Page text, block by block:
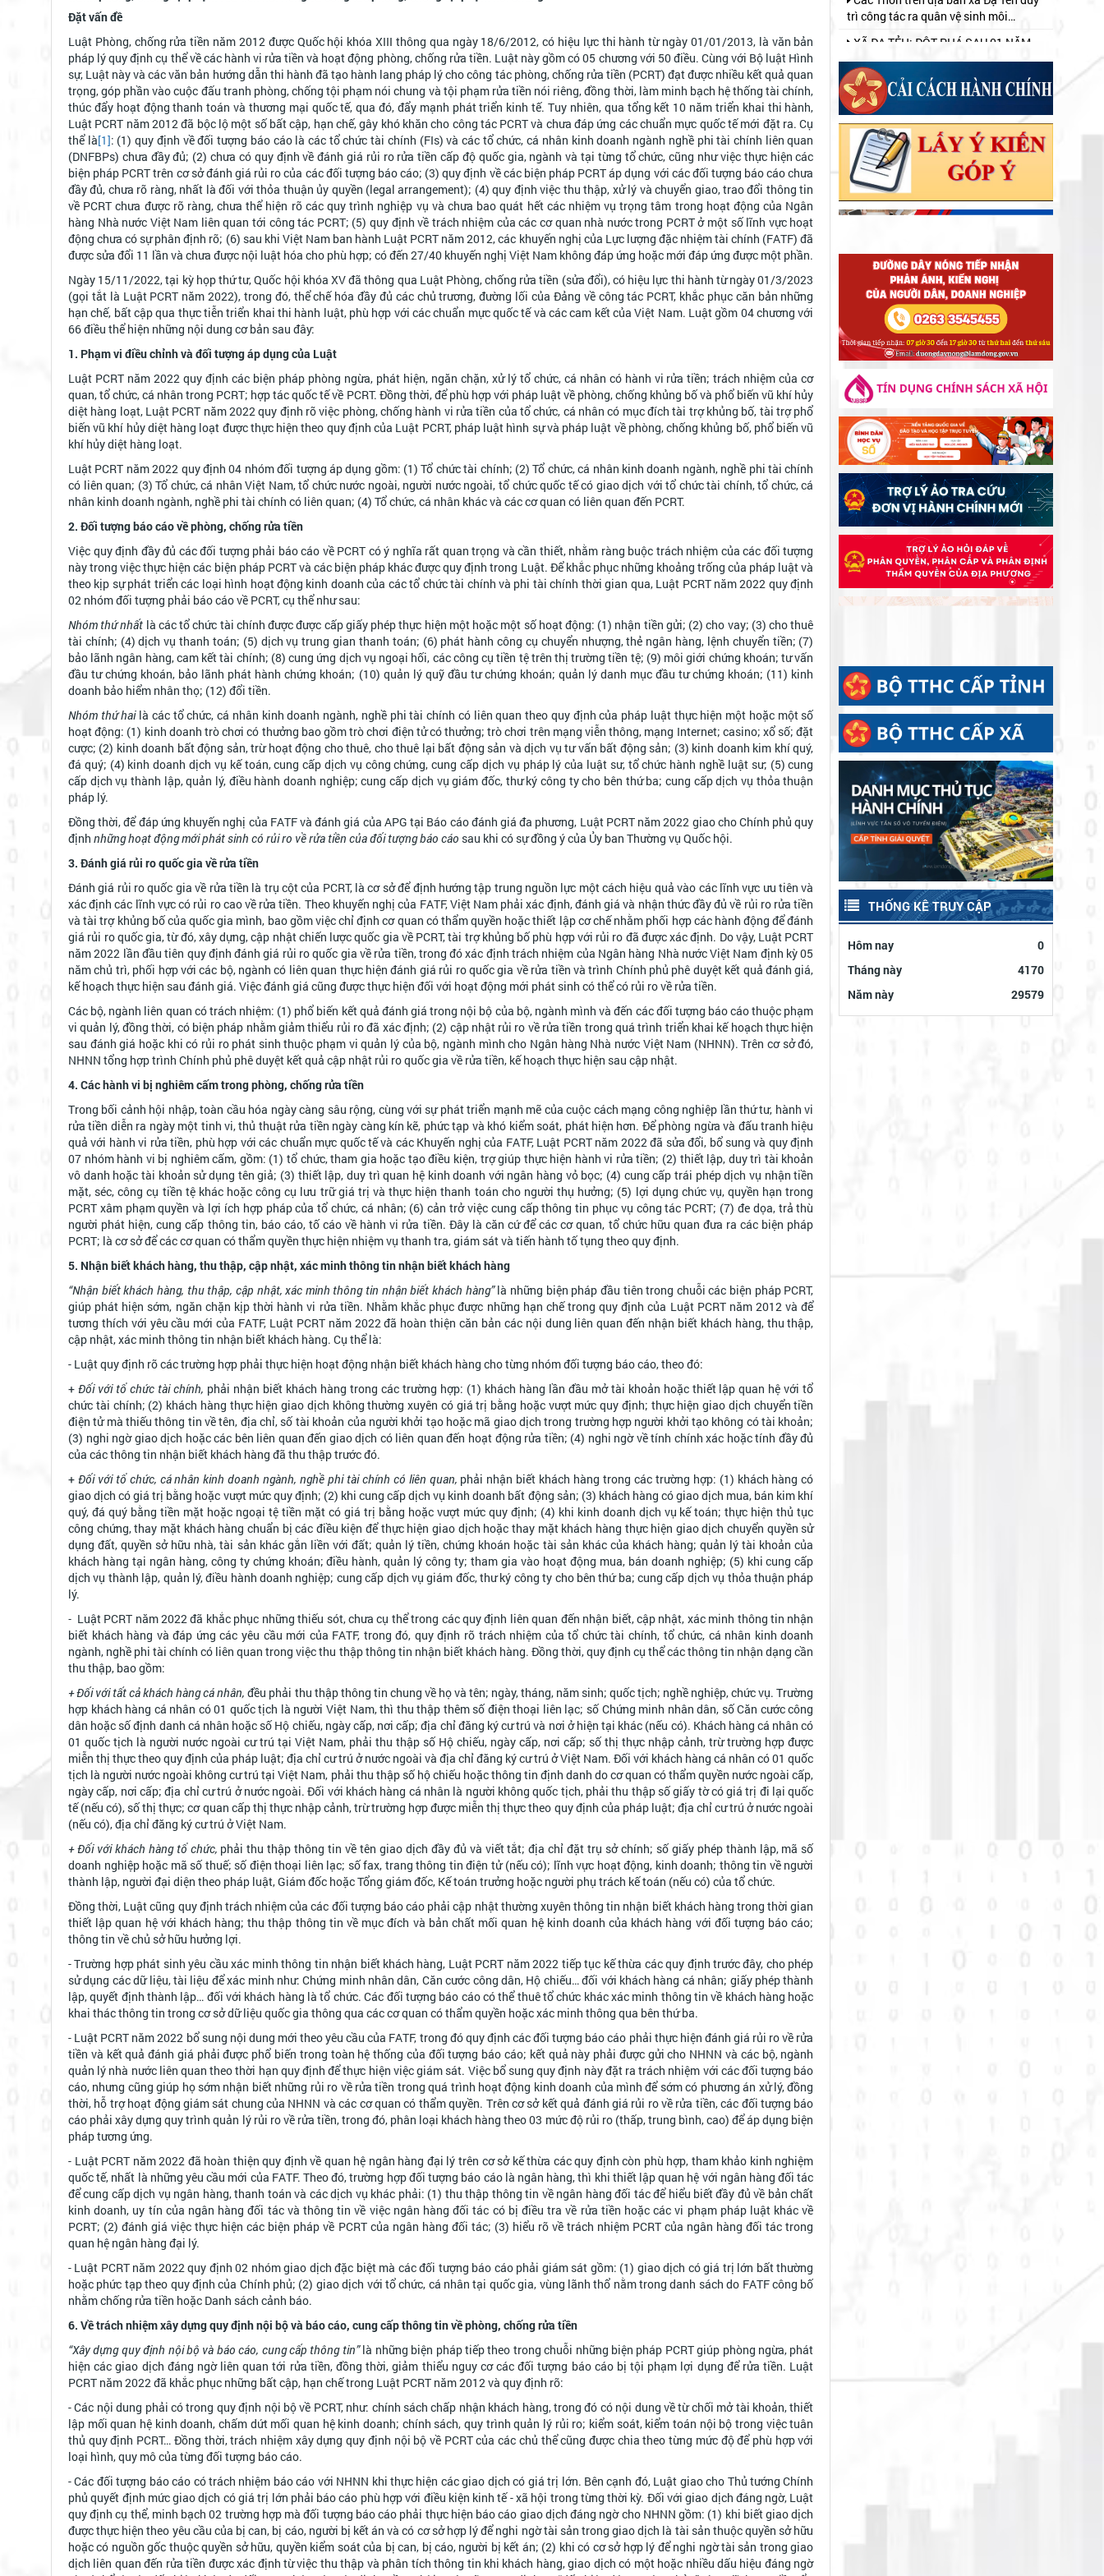
Đặt vấn đề
Luật Phòng, chống rửa tiền năm 2012 được Quốc hội khóa XIII thông qua ngày 18/6/2012, có hiệu lực thi hành từ ngày 01/01/2013, là văn bản
pháp lý quy định cụ thể về các hành vi rửa tiền và hoạt động phòng, chống rửa tiền. Luật này gồm có 05 chương với 50 điều. Cùng với Bộ luật Hình
sự, Luật này và các văn bản hướng dẫn thi hành đã tạo hành lang pháp lý cho công tác phòng, chống rửa tiền (PCRT) đạt được nhiều kết quả quan
trọng, góp phần vào cuộc đấu tranh phòng, chống tội phạm nói chung và tội phạm rửa tiền nói riêng, đồng thời, làm minh bạch hệ thống tài chính,
thúc đẩy hoạt động thanh toán và thương mại quốc tế, qua đó, đẩy mạnh phát triển kinh tế. Tuy nhiên, qua tổng kết 10 năm triển khai thi hành,
Luật PCRT năm 2012 đã bộc lộ một số bất cập, hạn chế, gây khó khăn cho công tác PCRT và chưa đáp ứng các chuẩn mực quốc tế mới đặt ra. Cụ
thể là[1]: (1) quy định về đối tượng báo cáo là các tổ chức tài chính (FIs) và các tổ chức, cá nhân kinh doanh ngành nghề phi tài chính liên quan
(DNFBPs) chưa đầy đủ; (2) chưa có quy định về đánh giá rủi ro rửa tiền cấp độ quốc gia, ngành và tại từng tổ chức, cũng như việc thực hiện các
biện pháp PCRT trên cơ sở đánh giá rủi ro của các đối tượng báo cáo; (3) quy định về các biện pháp PCRT áp dụng với các đối tượng báo cáo chưa
đầy đủ, chưa rõ ràng, nhất là đối với thỏa thuận ủy quyền (legal arrangement); (4) quy định việc thu thập, xử lý và chuyển giao, trao đổi thông tin
về PCRT chưa được rõ ràng, chưa thể hiện rõ các quy trình nghiệp vụ và chưa bao quát hết các nhiệm vụ trọng tâm trong hoạt động của Ngân
hàng Nhà nước Việt Nam liên quan tới công tác PCRT; (5) quy định về trách nhiệm của các cơ quan nhà nước trong PCRT ở một số lĩnh vực hoạt
động chưa có sự phân định rõ; (6) sau khi Việt Nam ban hành Luật PCRT năm 2012, các khuyến nghị của Lực lượng đặc nhiệm tài chính (FATF) đã
được sửa đổi 11 lần và chưa được nội luật hóa cho phù hợp; có đến 27/40 khuyến nghị Việt Nam không đáp ứng hoặc mới đáp ứng được một phần.
Ngày 15/11/2022, tại kỳ họp thứ tư, Quốc hội khóa XV đã thông qua Luật Phòng, chống rửa tiền (sửa đổi), có hiệu lực thi hành từ ngày 01/3/2023
(gọi tắt là Luật PCRT năm 2022), trong đó, thể chế hóa đầy đủ các chủ trương, đường lối của Đảng về công tác PCRT, khắc phục căn bản những
hạn chế, bất cập qua thực tiễn triển khai thi hành luật, phù hợp với các chuẩn mực quốc tế và các cam kết của Việt Nam. Luật gồm 04 chương với
66 điều thể hiện những nội dung cơ bản sau đây:
1. Phạm vi điều chỉnh và đối tượng áp dụng của Luật
Luật PCRT năm 2022 quy định các biện pháp phòng ngừa, phát hiện, ngăn chặn, xử lý tổ chức, cá nhân có hành vi rửa tiền; trách nhiệm của cơ
quan, tổ chức, cá nhân trong PCRT; hợp tác quốc tế về PCRT. Đồng thời, để phù hợp với pháp luật về phòng, chống khủng bố và phổ biến vũ khí hủy
diệt hàng loạt, Luật PCRT năm 2022 quy định rõ việc phòng, chống hành vi rửa tiền của tổ chức, cá nhân có mục đích tài trợ khủng bố, tài trợ phổ
biến vũ khí hủy diệt hàng loạt được thực hiện theo quy định của Luật PCRT, pháp luật hình sự và pháp luật về phòng, chống khủng bố, phổ biến vũ
khí hủy diệt hàng loạt.
Luật PCRT năm 2022 quy định 04 nhóm đối tượng áp dụng gồm: (1) Tổ chức tài chính; (2) Tổ chức, cá nhân kinh doanh ngành, nghề phi tài chính
có liên quan; (3) Tổ chức, cá nhân Việt Nam, tổ chức nước ngoài, người nước ngoài, tổ chức quốc tế có giao dịch với tổ chức tài chính, tổ chức, cá
nhân kinh doanh ngành, nghề phi tài chính có liên quan; (4) Tổ chức, cá nhân khác và các cơ quan có liên quan đến PCRT.
2. Đối tượng báo cáo về phòng, chống rửa tiền
Việc quy định đầy đủ các đối tượng phải báo cáo về PCRT có ý nghĩa rất quan trọng và cần thiết, nhằm ràng buộc trách nhiệm của các đối tượng
này trong việc thực hiện các biện pháp PCRT và các biện pháp khác được quy định trong Luật. Để khắc phục những khoảng trống của pháp luật và
theo kịp sự phát triển các loại hình hoạt động kinh doanh của các tổ chức tài chính và phi tài chính thời gian qua, Luật PCRT năm 2022 quy định
02 nhóm đối tượng phải báo cáo về PCRT, cụ thể như sau:
Nhóm thứ nhất là các tổ chức tài chính được được cấp giấy phép thực hiện một hoặc một số hoạt động: (1) nhận tiền gửi; (2) cho vay; (3) cho thuê
tài chính; (4) dịch vụ thanh toán; (5) dịch vụ trung gian thanh toán; (6) phát hành công cụ chuyển nhượng, thẻ ngân hàng, lệnh chuyển tiền; (7)
bảo lãnh ngân hàng, cam kết tài chính; (8) cung ứng dịch vụ ngoại hối, các công cụ tiền tệ trên thị trường tiền tệ; (9) môi giới chứng khoán; tư vấn
đầu tư chứng khoán, bảo lãnh phát hành chứng khoán; (10) quản lý quỹ đầu tư chứng khoán; quản lý danh mục đầu tư chứng khoán; (11) kinh
doanh bảo hiểm nhân thọ; (12) đổi tiền.
Nhóm thứ hailà các tổ chức, cá nhân kinh doanh ngành, nghề phi tài chính có liên quan theo quy định của pháp luật thực hiện một hoặc một số
hoạt động: (1) kinh doanh trò chơi có thưởng bao gồm trò chơi điện tử có thưởng; trò chơi trên mạng viễn thông, mạng Internet; casino; xổ số; đặt
cược; (2) kinh doanh bất động sản, trừ hoạt động cho thuê, cho thuê lại bất động sản và dịch vụ tư vấn bất động sản; (3) kinh doanh kim khí quý,
đá quý; (4) kinh doanh dịch vụ kế toán, cung cấp dịch vụ công chứng, cung cấp dịch vụ pháp lý của luật sư, tổ chức hành nghề luật sư; (5) cung
cấp dịch vụ thành lập, quản lý, điều hành doanh nghiệp; cung cấp dịch vụ giám đốc, thư ký công ty cho bên thứ ba; cung cấp dịch vụ thỏa thuận
pháp lý.
Đồng thời, để đáp ứng khuyến nghị của FATF và đánh giá của APG tại Báo cáo đánh giá đa phương, Luật PCRT năm 2022 giao cho Chính phủ quy
định những hoạt động mới phát sinh có rủi ro về rửa tiền của đối tượng báo cáo sau khi có sự đồng ý của Ủy ban Thường vụ Quốc hội.
3. Đánh giá rủi ro quốc gia về rửa tiền
Đánh giá rủi ro quốc gia về rửa tiền là trụ cột của PCRT, là cơ sở để định hướng tập trung nguồn lực một cách hiệu quả vào các lĩnh vực ưu tiên và
xác định các lĩnh vực có rủi ro cao về rửa tiền. Theo khuyến nghị của FATF, Việt Nam phải xác định, đánh giá và nhận thức đầy đủ về rủi ro rửa tiền
và tài trợ khủng bố của quốc gia mình, bao gồm việc chỉ định cơ quan có thẩm quyền hoặc thiết lập cơ chế nhằm phối hợp các hành động để đánh
giá rủi ro quốc gia, từ đó, xây dựng, cập nhật chiến lược quốc gia về PCRT, tài trợ khủng bố phù hợp với rủi ro đã được xác định. Do vậy, Luật PCRT
năm 2022 lần đầu tiên quy định đánh giá rủi ro quốc gia về rửa tiền, trong đó xác định trách nhiệm của Ngân hàng Nhà nước Việt Nam định kỳ 05
năm chủ trì, phối hợp với các bộ, ngành có liên quan thực hiện đánh giá rủi ro quốc gia về rửa tiền và trình Chính phủ phê duyệt kết quả đánh giá,
kế hoạch thực hiện sau đánh giá. Việc đánh giá cũng được thực hiện đối với hoạt động mới phát sinh có thể có rủi ro về rửa tiền.
Các bộ, ngành liên quan có trách nhiệm: (1) phổ biến kết quả đánh giá trong nội bộ của bộ, ngành mình và đến các đối tượng báo cáo thuộc phạm
vi quản lý, đồng thời, có biện pháp nhằm giảm thiểu rủi ro đã xác định; (2) cập nhật rủi ro về rửa tiền trong quá trình triển khai kế hoạch thực hiện
sau đánh giá hoặc khi có rủi ro phát sinh thuộc phạm vi quản lý của bộ, ngành mình cho Ngân hàng Nhà nước Việt Nam (NHNN). Trên cơ sở đó,
NHNN tổng hợp trình Chính phủ phê duyệt kết quả cập nhật rủi ro quốc gia về rửa tiền, kế hoạch thực hiện sau cập nhật.
4. Các hành vi bị nghiêm cấm trong phòng, chống rửa tiền
Trong bối cảnh hội nhập, toàn cầu hóa ngày càng sâu rộng, cùng với sự phát triển mạnh mẽ của cuộc cách mạng công nghiệp lần thứ tư, hành vi
rửa tiền diễn ra ngày một tinh vi, thủ thuật rửa tiền ngày càng kín kẽ, phức tạp và khó kiểm soát, phát hiện hơn. Để phòng ngừa và đấu tranh hiệu
quả với hành vi rửa tiền, phù hợp với các chuẩn mực quốc tế và các Khuyến nghị của FATF, Luật PCRT năm 2022 đã sửa đổi, bổ sung và quy định
07 nhóm hành vi bị nghiêm cấm, gồm: (1) tổ chức, tham gia hoặc tạo điều kiện, trợ giúp thực hiện hành vi rửa tiền; (2) thiết lập, duy trì tài khoản
vô danh hoặc tài khoản sử dụng tên giả; (3) thiết lập, duy trì quan hệ kinh doanh với ngân hàng vỏ bọc; (4) cung cấp trái phép dịch vụ nhận tiền
mặt, séc, công cụ tiền tệ khác hoặc công cụ lưu trữ giá trị và thực hiện thanh toán cho người thụ hưởng; (5) lợi dụng chức vụ, quyền hạn trong
PCRT xâm phạm quyền và lợi ích hợp pháp của tổ chức, cá nhân; (6) cản trở việc cung cấp thông tin phục vụ công tác PCRT; (7) đe dọa, trả thù
người phát hiện, cung cấp thông tin, báo cáo, tố cáo về hành vi rửa tiền. Đây là căn cứ để các cơ quan, tổ chức hữu quan đưa ra các biện pháp
PCRT; là cơ sở để các cơ quan có thẩm quyền thực hiện nhiệm vụ thanh tra, giám sát và tiến hành tố tụng theo quy định.
5. Nhận biết khách hàng, thu thập, cập nhật, xác minh thông tin nhận biết khách hàng
“Nhận biết khách hàng, thu thập, cập nhật, xác minh thông tin nhận biết khách hàng”là những biện pháp đầu tiên trong chuỗi các biện pháp PCRT,
giúp phát hiện sớm, ngăn chặn kịp thời hành vi rửa tiền. Nhằm khắc phục được những hạn chế trong quy định của Luật PCRT năm 2012 và để
tương thích với yêu cầu mới của FATF, Luật PCRT năm 2022 đã hoàn thiện căn bản các nội dung liên quan đến nhận biết khách hàng, thu thập,
cập nhật, xác minh thông tin nhận biết khách hàng. Cụ thể là:
- Luật quy định rõ các trường hợp phải thực hiện hoạt động nhận biết khách hàng cho từng nhóm đối tượng báo cáo, theo đó:
+ Đối với tổ chức tài chính, phải nhận biết khách hàng trong các trường hợp: (1) khách hàng lần đầu mở tài khoản hoặc thiết lập quan hệ với tổ
chức tài chính; (2) khách hàng thực hiện giao dịch không thường xuyên có giá trị bằng hoặc vượt mức quy định; thực hiện giao dịch chuyển tiền
điện tử mà thiếu thông tin về tên, địa chỉ, số tài khoản của người khởi tạo hoặc mã giao dịch trong trường hợp người khởi tạo không có tài khoản;
(3) nghi ngờ giao dịch hoặc các bên liên quan đến giao dịch có liên quan đến hoạt động rửa tiền; (4) nghi ngờ về tính chính xác hoặc tính đầy đủ
của các thông tin nhận biết khách hàng đã thu thập trước đó.
+ Đối với tổ chức, cá nhân kinh doanh ngành, nghề phi tài chính có liên quan, phải nhận biết khách hàng trong các trường hợp: (1) khách hàng có
giao dịch có giá trị bằng hoặc vượt mức quy định; (2) khi cung cấp dịch vụ kinh doanh bất động sản; (3) khách hàng có giao dịch mua, bán kim khí
quý, đá quý bằng tiền mặt hoặc ngoại tệ tiền mặt có giá trị bằng hoặc vượt mức quy định; (4) khi kinh doanh dịch vụ kế toán; thực hiện thủ tục
công chứng, thay mặt khách hàng chuẩn bị các điều kiện để thực hiện giao dịch hoặc thay mặt khách hàng thực hiện giao dịch chuyển quyền sử
dụng đất, quyền sở hữu nhà, tài sản khác gắn liền với đất; quản lý tiền, chứng khoán hoặc tài sản khác của khách hàng; quản lý tài khoản của
khách hàng tại ngân hàng, công ty chứng khoán; điều hành, quản lý công ty; tham gia vào hoạt động mua, bán doanh nghiệp; (5) khi cung cấp
dịch vụ thành lập, quản lý, điều hành doanh nghiệp; cung cấp dịch vụ giám đốc, thư ký công ty cho bên thứ ba; cung cấp dịch vụ thỏa thuận pháp
lý.
- Luật PCRT năm 2022 đã khắc phục những thiếu sót, chưa cụ thể trong các quy định liên quan đến nhận biết, cập nhật, xác minh thông tin nhận
biết khách hàng và đáp ứng các yêu cầu mới của FATF, trong đó, quy định rõ trách nhiệm của tổ chức tài chính, tổ chức, cá nhân kinh doanh
ngành, nghề phi tài chính có liên quan trong việc thu thập thông tin nhận biết khách hàng. Đồng thời, quy định cụ thể các thông tin nhận dạng cần
thu thập, bao gồm:
+ Đối với tất cả khách hàng cá nhân, đều phải thu thập thông tin chung về họ và tên; ngày, tháng, năm sinh; quốc tịch; nghề nghiệp, chức vụ. Trường
hợp khách hàng cá nhân có 01 quốc tịch là người Việt Nam, thì thu thập thêm số điện thoại liên lạc; số Chứng minh nhân dân, số Căn cước công
dân hoặc số định danh cá nhân hoặc số Hộ chiếu, ngày cấp, nơi cấp; địa chỉ đăng ký cư trú và nơi ở hiện tại khác (nếu có). Khách hàng cá nhân có
01 quốc tịch là người nước ngoài cư trú tại Việt Nam, phải thu thập số Hộ chiếu, ngày cấp, nơi cấp; số thị thực nhập cảnh, trừ trường hợp được
miễn thị thực theo quy định của pháp luật; địa chỉ cư trú ở nước ngoài và địa chỉ đăng ký cư trú ở Việt Nam. Đối với khách hàng cá nhân có 01 quốc
tịch là người nước ngoài không cư trú tại Việt Nam, phải thu thập số hộ chiếu hoặc thông tin định danh do cơ quan có thẩm quyền nước ngoài cấp,
ngày cấp, nơi cấp; địa chỉ cư trú ở nước ngoài. Đối với khách hàng cá nhân là người không quốc tịch, phải thu thập số giấy tờ có giá trị đi lại quốc
tế (nếu có), số thị thực; cơ quan cấp thị thực nhập cảnh, trừ trường hợp được miễn thị thực theo quy định của pháp luật; địa chỉ cư trú ở nước ngoài
(nếu có), địa chỉ đăng ký cư trú ở Việt Nam.
+ Đối với khách hàng tổ chức, phải thu thập thông tin về tên giao dịch đầy đủ và viết tắt; địa chỉ đặt trụ sở chính; số giấy phép thành lập, mã số
doanh nghiệp hoặc mã số thuế; số điện thoại liên lạc; số fax, trang thông tin điện tử (nếu có); lĩnh vực hoạt động, kinh doanh; thông tin về người
thành lập, người đại diện theo pháp luật, Giám đốc hoặc Tổng giám đốc, Kế toán trưởng hoặc người phụ trách kế toán (nếu có) của tổ chức.
Đồng thời, Luật cũng quy định trách nhiệm của các đối tượng báo cáo phải cập nhật thường xuyên thông tin nhận biết khách hàng trong thời gian
thiết lập quan hệ với khách hàng; thu thập thông tin về mục đích và bản chất mối quan hệ kinh doanh của khách hàng với đối tượng báo cáo;
thông tin về chủ sở hữu hưởng lợi.
- Trường hợp phát sinh yêu cầu xác minh thông tin nhận biết khách hàng, Luật PCRT năm 2022 tiếp tục kế thừa các quy định trước đây, cho phép
sử dụng các dữ liệu, tài liệu để xác minh như: Chứng minh nhân dân, Căn cước công dân, Hộ chiếu… đối với khách hàng cá nhân; giấy phép thành
lập, quyết định thành lập… đối với khách hàng là tổ chức. Các đối tượng báo cáo có thể thuê tổ chức khác xác minh thông tin về khách hàng hoặc
khai thác thông tin trong cơ sở dữ liệu quốc gia thông qua các cơ quan có thẩm quyền hoặc xác minh thông qua bên thứ ba.
- Luật PCRT năm 2022 bổ sung nội dung mới theo yêu cầu của FATF, trong đó quy định các đối tượng báo cáo phải thực hiện đánh giá rủi ro về rửa
tiền và kết quả đánh giá phải được phổ biến trong toàn hệ thống của đối tượng báo cáo; kết quả này phải được gửi cho NHNN và các bộ, ngành
quản lý nhà nước liên quan theo thời hạn quy định để thực hiện việc giám sát. Việc bổ sung quy định này đặt ra trách nhiệm với các đối tượng báo
cáo, nhưng cũng giúp họ sớm nhận biết những rủi ro về rửa tiền trong quá trình hoạt động kinh doanh của mình để sớm có phương án xử lý, đồng
thời, hỗ trợ hoạt động giám sát chung của NHNN và các cơ quan có thẩm quyền. Trên cơ sở kết quả đánh giá rủi ro về rửa tiền, các đối tượng báo
cáo phải xây dựng quy trình quản lý rủi ro về rửa tiền, trong đó, phân loại khách hàng theo 03 mức độ rủi ro (thấp, trung bình, cao) để áp dụng biện
pháp tương ứng.
- Luật PCRT năm 2022 đã hoàn thiện quy định về quan hệ ngân hàng đại lý trên cơ sở kế thừa các quy định còn phù hợp, tham khảo kinh nghiệm
quốc tế, nhất là những yêu cầu mới của FATF. Theo đó, trường hợp đối tượng báo cáo là ngân hàng, thì khi thiết lập quan hệ với ngân hàng đối tác
để cung cấp dịch vụ ngân hàng, thanh toán và các dịch vụ khác phải: (1) thu thập thông tin về ngân hàng đối tác để hiểu biết đầy đủ về bản chất
kinh doanh, uy tín của ngân hàng đối tác và thông tin về việc ngân hàng đối tác có bị điều tra về rửa tiền hoặc các vi phạm pháp luật khác về
PCRT; (2) đánh giá việc thực hiện các biện pháp về PCRT của ngân hàng đối tác; (3) hiểu rõ về trách nhiệm PCRT của ngân hàng đối tác trong
quan hệ ngân hàng đại lý.
- Luật PCRT năm 2022 quy định 02 nhóm giao dịch đặc biệt mà các đối tượng báo cáo phải giám sát gồm: (1) giao dịch có giá trị lớn bất thường
hoặc phức tạp theo quy định của Chính phủ; (2) giao dịch với tổ chức, cá nhân tại quốc gia, vùng lãnh thổ nằm trong danh sách do FATF công bố
nhằm chống rửa tiền hoặc Danh sách cảnh báo.
6. Về trách nhiệm xây dựng quy định nội bộ và báo cáo, cung cấp thông tin về phòng, chống rửa tiền
“Xây dựng quy định nội bộ và báo cáo, cung cấp thông tin” là những biện pháp tiếp theo trong chuỗi những biện pháp PCRT giúp phòng ngừa, phát
hiện các giao dịch đáng ngờ liên quan tới rửa tiền, đồng thời, giảm thiểu nguy cơ các đối tượng báo cáo bị tội phạm lợi dụng để rửa tiền. Luật
PCRT năm 2022 đã khắc phục những bất cập, hạn chế trong Luật PCRT năm 2012 và quy định rõ:
- Các nội dung phải có trong quy định nội bộ về PCRT, như: chính sách chấp nhận khách hàng, trong đó có nội dung về từ chối mở tài khoản, thiết
lập mối quan hệ kinh doanh, chấm dứt mối quan hệ kinh doanh; chính sách, quy trình quản lý rủi ro; kiểm soát, kiểm toán nội bộ trong việc tuân
thủ quy định PCRT… Đồng thời, trách nhiệm xây dựng quy định nội bộ về PCRT của các chủ thể cũng được chia theo từng mức độ để phù hợp với
loại hình, quy mô của từng đối tượng báo cáo.
- Các đối tượng báo cáo có trách nhiệm báo cáo với NHNN khi thực hiện các giao dịch có giá trị lớn. Bên cạnh đó, Luật giao cho Thủ tướng Chính
phủ quyết định mức giao dịch có giá trị lớn phải báo cáo phù hợp với điều kiện kinh tế - xã hội trong từng thời kỳ. Đối với giao dịch đáng ngờ, Luật
quy định cụ thể, minh bạch 02 trường hợp mà đối tượng báo cáo phải thực hiện báo cáo giao dịch đáng ngờ cho NHNN gồm: (1) khi biết giao dịch
được thực hiện theo yêu cầu của bị can, bị cáo, người bị kết án và có cơ sở hợp lý để nghi ngờ tài sản trong giao dịch là tài sản thuộc quyền sở hữu
hoặc có nguồn gốc thuộc quyền sở hữu, quyền kiểm soát của bị can, bị cáo, người bị kết án; (2) khi có cơ sở hợp lý để nghi ngờ tài sản trong giao
dịch liên quan đến rửa tiền được xác định từ việc thu thập và phân tích thông tin khi khách hàng, giao dịch có một hoặc nhiều dấu hiệu đáng ngờ
TRIỂN KHAI PHONG TRÀO “BÌNH DÂN
HỌC VỤ SỐ”
Tháng hành động vì trẻ em; Ngày
Olympic trẻ em; Toàn dân tập luyện
môn bơi phòng, chống đuối nước và
Khai mạc hoạt động hè năm 2026
Xã Đạ Tẻh tổ chức Hội nghị đối thoại
trực tiếp giữa người đứng đầu cấp ủy,
chính quyền với Nhân dân năm 2026
Xã Đạ Tẻh tổ chức tập huấn, bồi
dưỡng kỹ năng số năm 2026
Lãnh đạo xã Đạ Tẻh thăm, chúc
mừng Đại lễ Phật đản năm 2026
Khối thi đua số 2 tổ chức ký kết giao
ước thi đua năm 2026
NGHĨA" NHÂN NGÀY 27 THÁNG 7
MTTQ VIỆT NAM XÃ ĐẠ TẺH TỔ CHỨC
GẶP MẶT, TẶNG QUÀ NGƯỜI CÓ
CÔNG NHÂN DỊP KỶ NIỆM 79 NĂM
NGÀY THƯƠNG BINH - LIỆT SĨ
GHI NHỚ CÔNG ƠN CÁC ANH HÙNG
LIỆT SĨ
ĐẢNG XÃ ĐẠ TẺH TỔ CHỨC THĂM
HỎI, TẶNG QUÀ GIA ĐÌNH CHÍNH
SÁCH NHÂN KỶ NIỆM 79 NĂM NGÀY
THƯƠNG BINH - LIỆT SĨ
THỐNG KÊ TRUY CẬP
Hôm nay
0
Tháng này
4170
Năm này
29579